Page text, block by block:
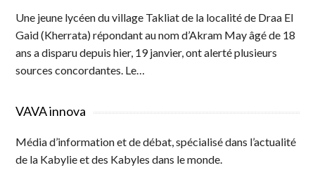
Une jeune lycéen du village Takliat de la localité de Draa El
Gaid (Kherrata) répondant au nom d’Akram May âgé de 18
ans a disparu depuis hier, 19 janvier, ont alerté plusieurs
sources concordantes. Le…
VAVA innova
Média d’information et de débat, spécialisé dans l’actualité
de la Kabylie et des Kabyles dans le monde.